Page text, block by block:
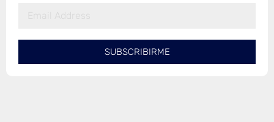
SUBSCRIBIRME